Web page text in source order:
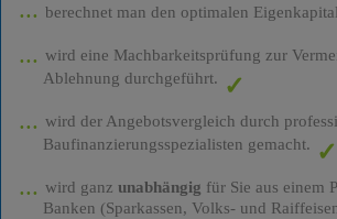
berechnet man den optimalen
wird eine Machbarkeitsprüfung zur
Ablehnung durchgeführt.
wird der Angebotsvergleich durch
Baufinanzierungsspezialisten gemacht.
wird ganz unabhängig für Sie aus einem
Banken (Sparkassen, Volks- und